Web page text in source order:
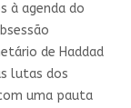
à agenda do
de Haddad
lutas dos
uma pauta